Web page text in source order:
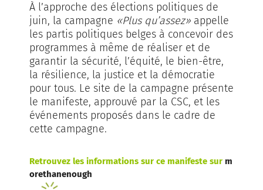
À l’approche des élections politiques de
juin, la campagne «Plus qu’assez» appelle
les partis politiques belges à concevoir des
programmes à même de réaliser et de
garantir la sécurité, l’équité, le bien-être,
la résilience, la justice et la démocratie
pour tous. Le site de la campagne présente
le manifeste, approuvé par la CSC, et les
événements proposés dans le cadre de
cette campagne.
Retrouvez les informations sur ce manifeste sur m
orethanenough